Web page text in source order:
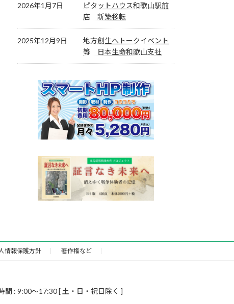
2026年1月7日
ピタットハウス和歌山駅前
店 新築移転
2025年12月9日
地方創生へトークイベント
等 日本生命和歌山支社
情報保護方針 著作権など
: 9:00～17:30 [ 土・日・祝日除く ]